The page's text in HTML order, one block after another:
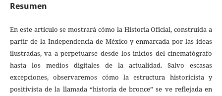
Resumen
En este artículo se mostrará cómo la Historia Oficial, construída a
partir de la Independencia de México y enmarcada por las ideas
ilustradas, va a perpetuarse desde los inicios del cinematógrafo
hasta los medios digitales de la actualidad. Salvo escasas
excepciones, observaremos cómo la estructura historicista y
positivista de la llamada “historia de bronce” se ve reflejada en